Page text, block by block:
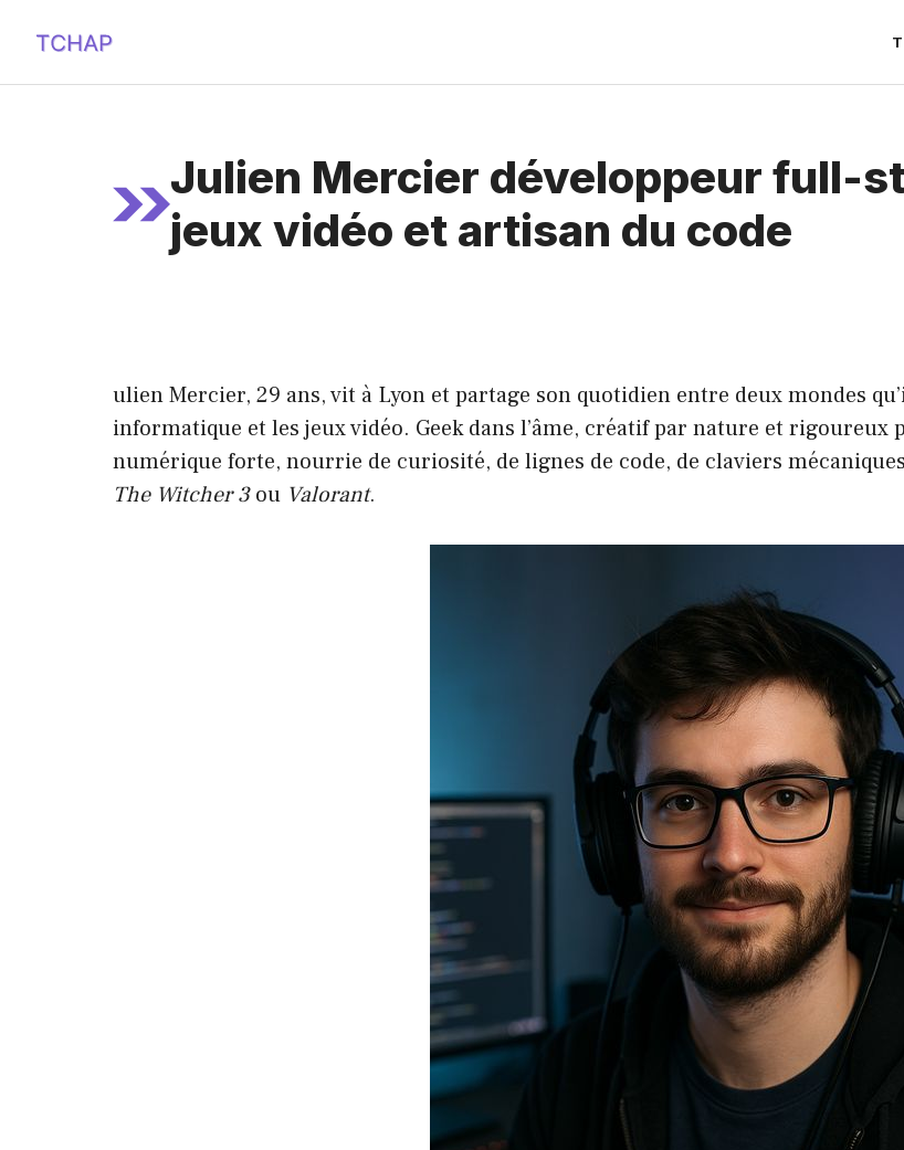
contenu
Julien Mercier développeur full-
jeux vidéo et artisan du code
ulien Mercier, 29 ans, vit à Lyon et partage son quotidien entre deux mondes
informatique et les jeux vidéo. Geek dans l’âme, créatif par nature et rigoureux
numérique forte, nourrie de curiosité, de lignes de code, de claviers
The Witcher 3ou Valorant.